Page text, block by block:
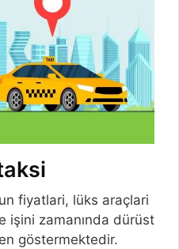
fiyatlari, lüks araçlari
işini zamanında dürüst
göstermektedir.